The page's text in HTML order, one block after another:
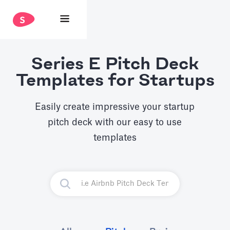
Series E Pitch Deck
Templates for Startups
Easily create impressive your startup
pitch deck with our easy to use
templates